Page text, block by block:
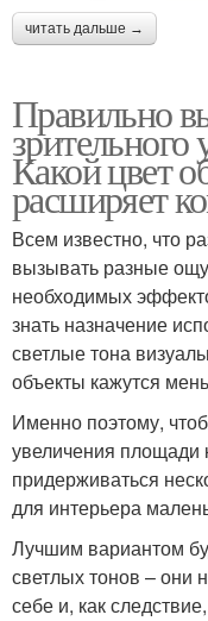
читать дальше →
Правильно
зрительного
Какой цвет
расширяет
Всем известно, что
вызывать разные
необходимых
знать назначение
светлые тона
объекты кажутся
Именно поэтому,
увеличения
придерживаться
для интерьера
Лучшим вариантом
светлых тонов – они
себе и, как